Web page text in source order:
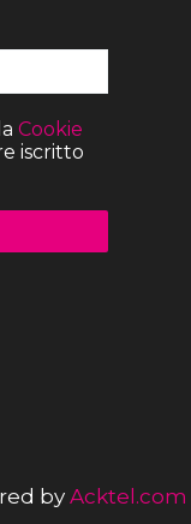
Cookie
iscritto
byAcktel.com